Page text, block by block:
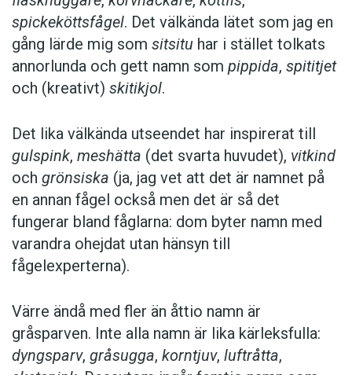
spickeköttsfågel. Det välkända lätet som jag en
gång lärde mig som sitsitu har i stället tolkats
annorlunda och gett namn som pippida, spititjet
och (kreativt) skitikjol.
Det lika välkända utseendet har inspirerat till
gulspink, meshätta (det svarta huvudet), vitkind
och grönsiska (ja, jag vet att det är namnet på
en ­annan fågel också men det är så det
fungerar bland fåglarna: dom byter namn med
var­andra ohejdat utan hänsyn till
fågelexperterna).
Värre ändå med fler än åttio namn är
gråsparven. Inte alla namn är lika kärleks­fulla:
dyngsparv, gråsugga, korntjuv, luftråtta,